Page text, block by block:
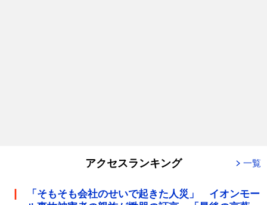
アクセスランキング 一覧
「そもそも会社のせいで起きた人災」 イオンモー